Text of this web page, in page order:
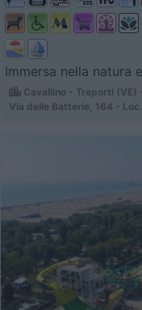
Immersa nella natura
Cavallino - Treporti (VE)
Via delle Batterie, 164 -